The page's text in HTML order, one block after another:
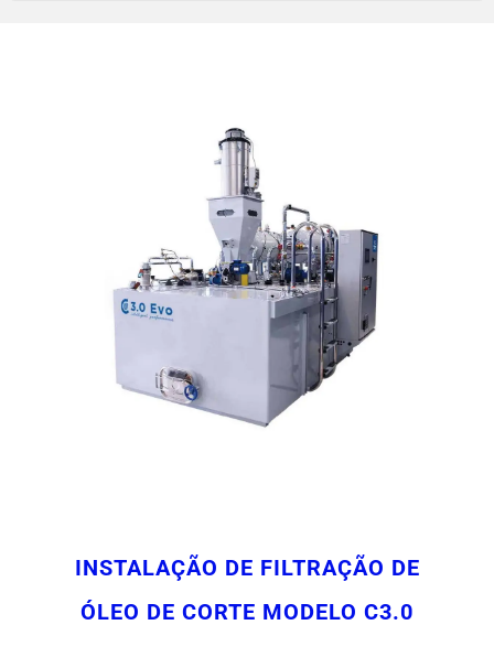
INSTALAÇÃO DE FILTRAÇÃO DE
ÓLEO DE CORTE MODELO C3.0